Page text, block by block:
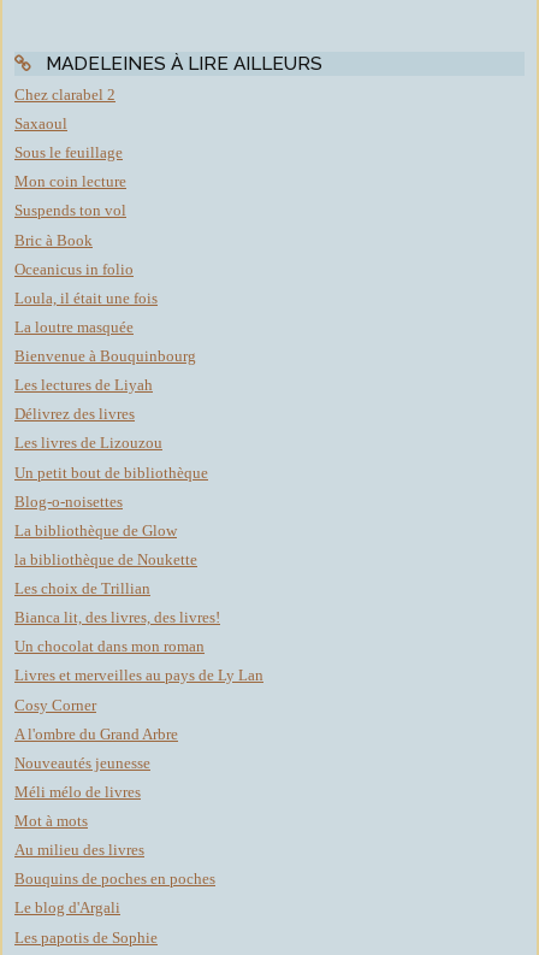
MADELEINES À LIRE AILLEURS
Chez clarabel 2
Saxaoul
Sous le feuillage
Mon coin lecture
Suspends ton vol
Bric à Book
Oceanicus in folio
Loula, il était une fois
La loutre masquée
Bienvenue à Bouquinbourg
Les lectures de Liyah
Délivrez des livres
Les livres de Lizouzou
Un petit bout de bibliothèque
Blog-o-noisettes
La bibliothèque de Glow
la bibliothèque de Noukette
Les choix de Trillian
Bianca lit, des livres, des livres!
Un chocolat dans mon roman
Livres et merveilles au pays de Ly Lan
Cosy Corner
A l'ombre du Grand Arbre
Nouveautés jeunesse
Méli mélo de livres
Mot à mots
Au milieu des livres
Bouquins de poches en poches
Le blog d'Argali
Les papotis de Sophie